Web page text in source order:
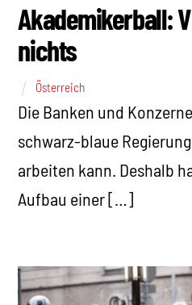
Akademikerball:
nichts
Österreich
Die Banken und
schwarz-blaue
arbeiten kann. Deshalb
Aufbau einer […]